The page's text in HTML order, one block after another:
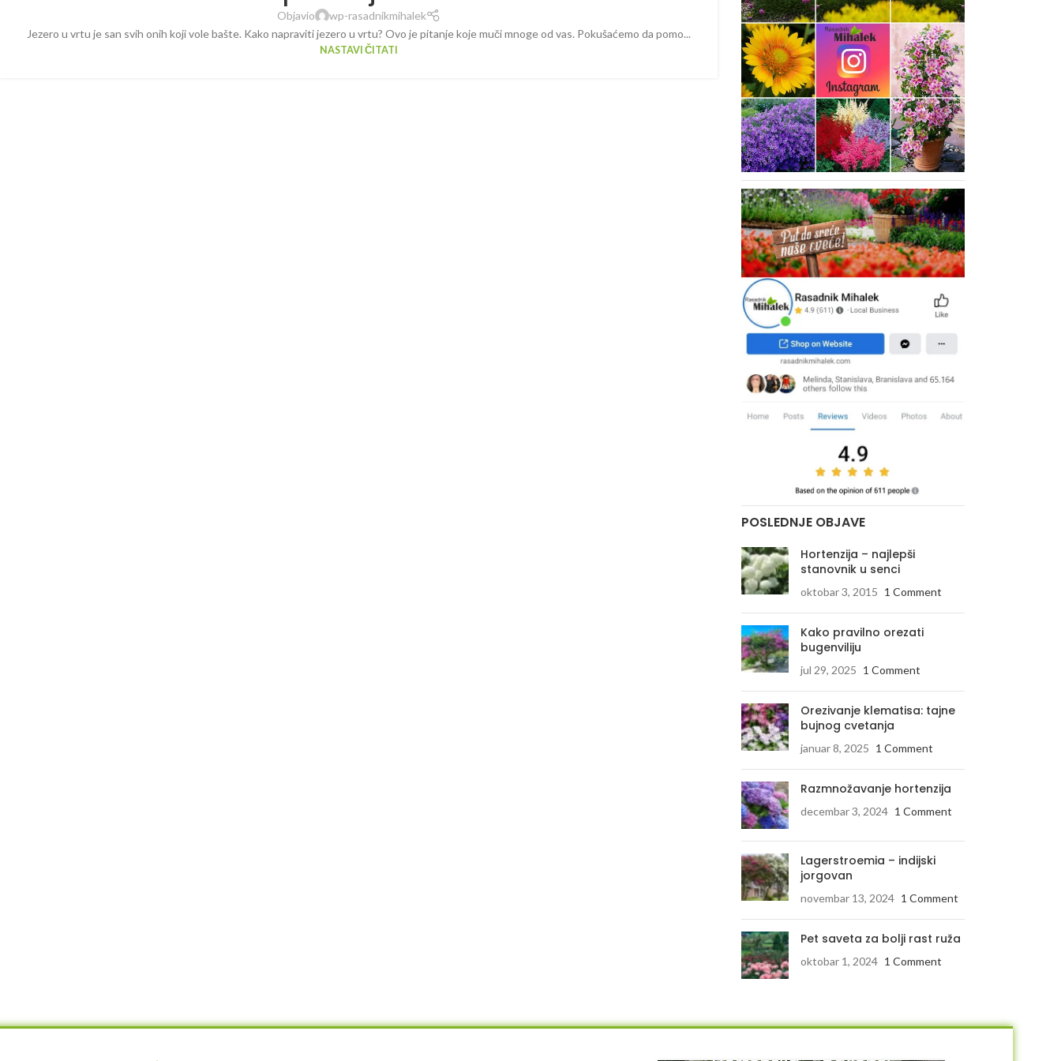
Objavio
wp-rasadnikmihalek
Jezero u vrtu je san svih onih koji vole bašte. Kako napraviti jezero u vrtu? Ovo je pitanje koje muči mnoge od vas. Pokušaćemo da pomo...
NASTAVI ČITATI
POSLEDNJE OBJAVE
Hortenzija – najlepši
stanovnik u senci
oktobar 3, 2015 1 Comment
Kako pravilno orezati
bugenviliju
jul 29, 2025 1 Comment
Orezivanje klematisa: tajne
bujnog cvetanja
januar 8, 2025 1 Comment
Razmnožavanje hortenzija
decembar 3, 2024 1 Comment
Lagerstroemia – indijski
jorgovan
novembar 13, 2024 1 Comment
Pet saveta za bolji rast ruža
oktobar 1, 2024 1 Comment